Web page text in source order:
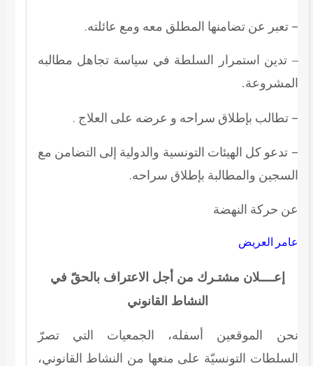
– تعبر عن تضامنها المطلق معه ومع عائلته.
– تدين استمرار السلطة في سياسة تجاهل مطالبه
المشروعة.
– تطالب بإطلاق سراحه و عرضه على العلاج .
– تدعو كل الهيئات التونسية والدولية إلى التضامن مع
السجين والمطالبة بإطلاق سراحه.
عن حركة النهضة
عامر العريض
إعــــلان مشتـرك من أجل الاعتراف بالحقّ في
النشاط القانوني
نحن الموقعين أسفله، الجمعيات التي تصرّ
السلطات التونسيّة على منعها من النشاط القانوني،